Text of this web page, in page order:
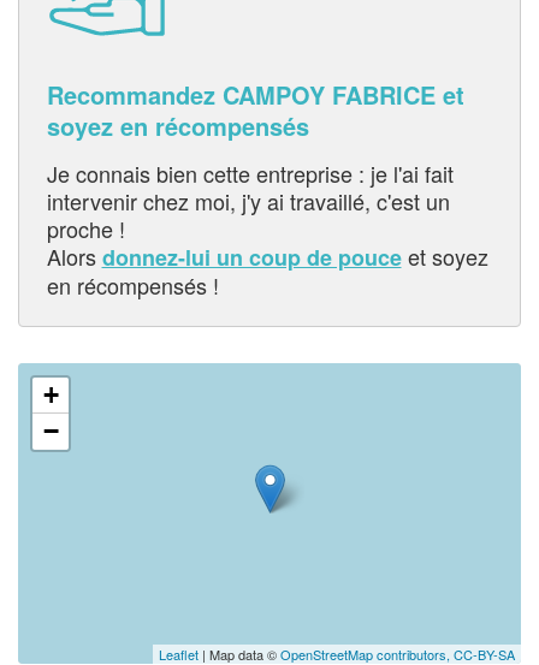
Recommandez CAMPOY FABRICE et
soyez en récompensés
Je connais bien cette entreprise : je l'ai fait
intervenir chez moi, j'y ai travaillé, c'est un
proche !
Alorsdonnez-lui un coup de pouceet soyez
en récompensés !
+
−
Leaflet | Map data ©OpenStreetMap contributors, CC-BY-SA